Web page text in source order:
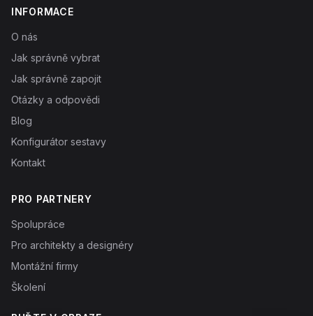
INFORMACE
O nás
Jak správně vybrat
Jak správně zapojit
Otázky a odpovědi
Blog
Konfigurátor sestavy
Kontakt
PRO PARTNERY
Spolupráce
Pro architekty a designéry
Montážní firmy
Školení